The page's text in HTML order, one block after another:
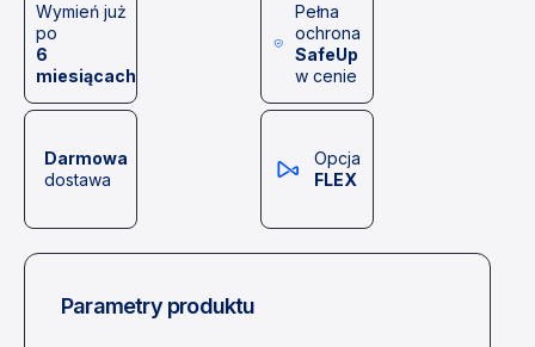
Wymień już
po
6
miesiącach
Pełna
ochrona
SafeUp
w cenie
Darmowa
dostawa
Opcja
FLEX
Parametry produktu